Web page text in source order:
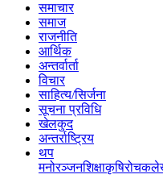
समाचार
समाज
राजनीति
आर्थिक
अन्तर्वार्ता
विचार
साहित्य/सिर्जना
सूचना प्रविधि
खेलकुद
अन्तर्राष्ट्रिय
थप
मनोरञ्‍जनशिक्षाकृषिरोचक